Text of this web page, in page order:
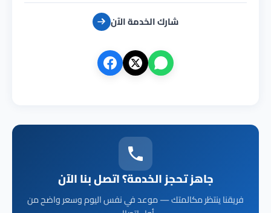
شارك الخدمة الآن
جاهز تحجز الخدمة؟ اتصل بنا الآن
فريقنا ينتظر مكالمتك — موعد في نفس اليوم وسعر واضح من